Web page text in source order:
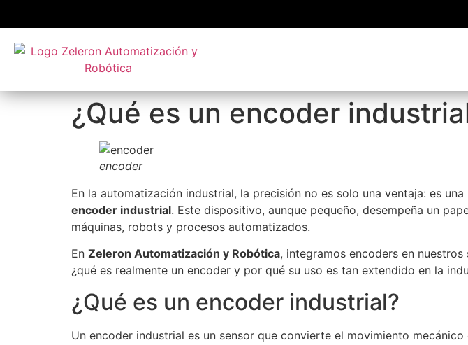
¿Qué es un encoder
encoder
En la automatización industrial, la precisión no es solo una ventaja: es
encoder industrial. Este dispositivo, aunque pequeño, desempeña un
máquinas, robots y procesos automatizados.
En Zeleron Automatización y Robótica, integramos encoders en
¿qué es realmente un encoder y por qué su uso es tan extendido en la
¿Qué es un encoder industrial?
Un encoder industrial es un sensor que convierte el movimiento